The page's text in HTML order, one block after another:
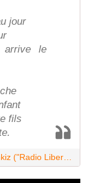
jour
arrive le
fils